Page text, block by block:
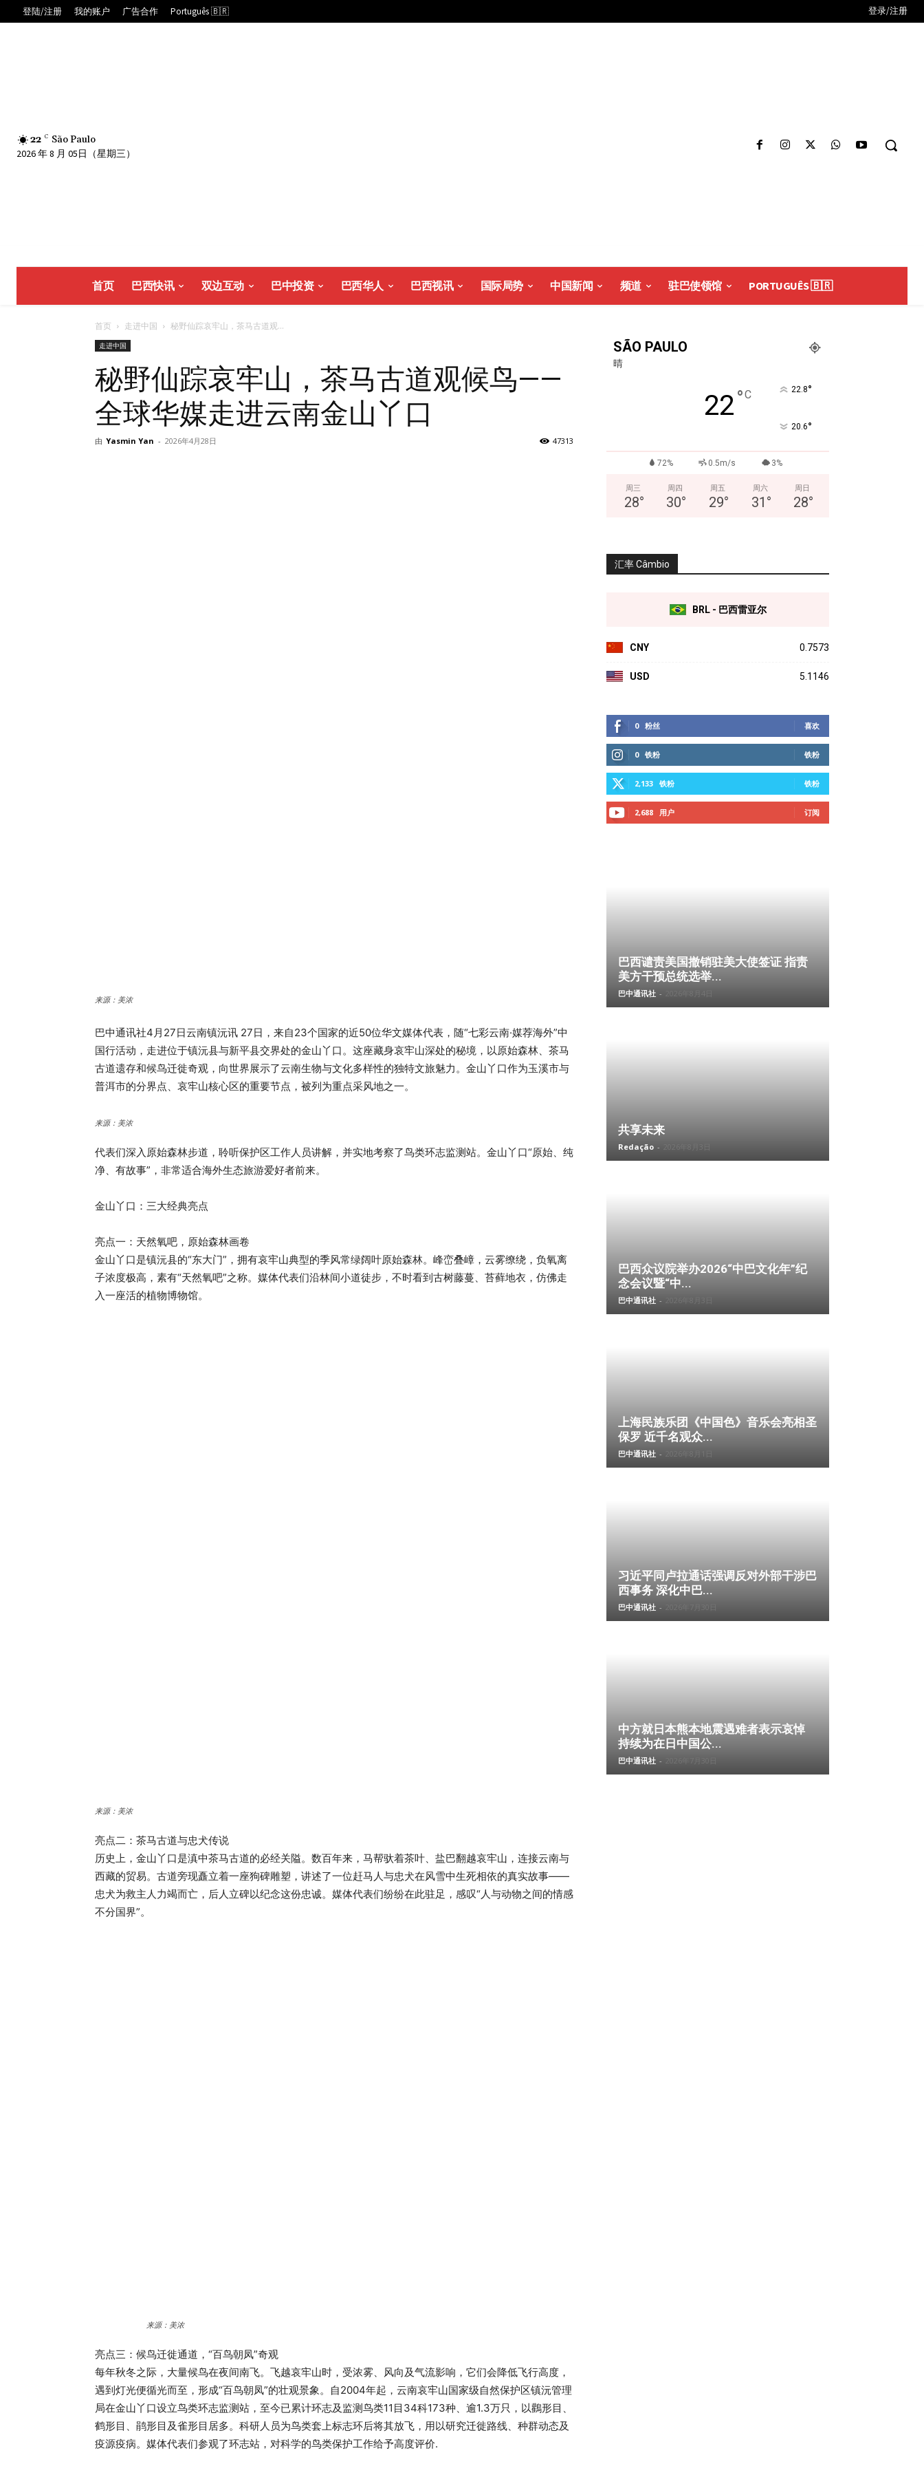
登陆/注册 我的账户 广告合作 Português 🇧🇷 登录/注册
22 C São Paulo
2026 年 8 月 05日（星期三）
首页 巴西快讯 双边互动 巴中投资 巴西华人 巴西视讯 国际局势 中国新闻 频道 驻巴使领馆 PORTUGUÊS 🇧🇷
首页 走进中国 秘野仙踪哀牢山，茶马古道观...
走进中国
秘野仙踪哀牢山，茶马古道观候鸟——
全球华媒走进云南金山丫口
由 Yasmin Yan - 2026年4月28日 47313
来源：美浓
巴中通讯社4月27日云南镇沅讯 27日，来自23个国家的近50位华文媒体代表，随“七彩云南·媒荐海外”中
国行活动，走进位于镇沅县与新平县交界处的金山丫口。这座藏身哀牢山深处的秘境，以原始森林、茶马
古道遗存和候鸟迁徙奇观，向世界展示了云南生物与文化多样性的独特文旅魅力。金山丫口作为玉溪市与
普洱市的分界点、哀牢山核心区的重要节点，被列为重点采风地之一。
来源：美浓
代表们深入原始森林步道，聆听保护区工作人员讲解，并实地考察了鸟类环志监测站。金山丫口“原始、纯
净、有故事”，非常适合海外生态旅游爱好者前来。
金山丫口：三大经典亮点
亮点一：天然氧吧，原始森林画卷
金山丫口是镇沅县的“东大门”，拥有哀牢山典型的季风常绿阔叶原始森林。峰峦叠嶂，云雾缭绕，负氧离
子浓度极高，素有“天然氧吧”之称。媒体代表们沿林间小道徒步，不时看到古树藤蔓、苔藓地衣，仿佛走
入一座活的植物博物馆。
来源：美浓
亮点二：茶马古道与忠犬传说
历史上，金山丫口是滇中茶马古道的必经关隘。数百年来，马帮驮着茶叶、盐巴翻越哀牢山，连接云南与
西藏的贸易。古道旁现矗立着一座狗碑雕塑，讲述了一位赶马人与忠犬在风雪中生死相依的真实故事——
忠犬为救主人力竭而亡，后人立碑以纪念这份忠诚。媒体代表们纷纷在此驻足，感叹“人与动物之间的情感
不分国界”。
来源：美浓
亮点三：候鸟迁徙通道，“百鸟朝凤”奇观
每年秋冬之际，大量候鸟在夜间南飞。飞越哀牢山时，受浓雾、风向及气流影响，它们会降低飞行高度，
遇到灯光便循光而至，形成“百鸟朝凤”的壮观景象。自2004年起，云南哀牢山国家级自然保护区镇沅管理
局在金山丫口设立鸟类环志监测站，至今已累计环志及监测鸟类11目34科173种、逾1.3万只，以鸛形目、
鹤形目、鹃形目及雀形目居多。科研人员为鸟类套上标志环后将其放飞，用以研究迁徙路线、种群动态及
疫源疫病。媒体代表们参观了环志站，对科学的鸟类保护工作给予高度评价.
SÃO PAULO
晴
22°C 22.8°
20.6°
72% 0.5m/s 3%
周三
28°
周四
30°
周五
29°
周六
31 °
周日
28°
汇率 Câmbio
BRL - 巴西雷亚尔
CNY 0.7573
USD 5.1146
0 粉丝 喜欢
0 铁粉 铁粉
2,133 铁粉 铁粉
2,688 用户 订阅
巴西谴责美国撤销驻美大使签证 指责
美方干预总统选举...
巴中通讯社 -
共享未来
Redação -
巴西众议院举办2026“中巴文化年”纪
念会议暨“中...
巴中通讯社 -
上海民族乐团《中国色》音乐会亮相圣
保罗 近千名观众...
巴中通讯社 -
习近平同卢拉通话强调反对外部干涉巴
西事务 深化中巴...
巴中通讯社 - 2026年7月30日
中方就日本熊本地震遇难者表示哀悼
持续为在日中国公...
巴中通讯社 - 2026年7月30日